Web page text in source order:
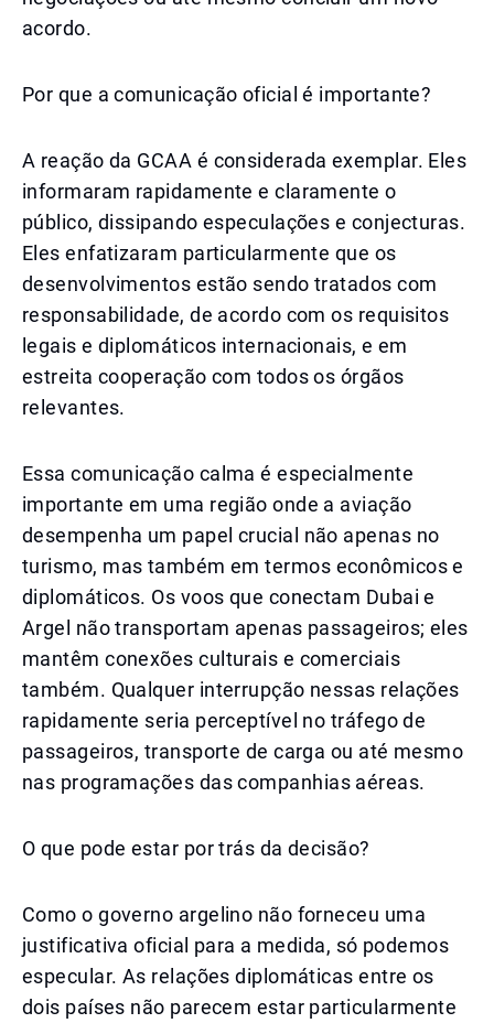
acordo.
Por que a comunicação oficial é importante?
A reação da GCAA é considerada exemplar. Eles
informaram rapidamente e claramente o
público, dissipando especulações e conjecturas.
Eles enfatizaram particularmente que os
desenvolvimentos estão sendo tratados com
responsabilidade, de acordo com os requisitos
legais e diplomáticos internacionais, e em
estreita cooperação com todos os órgãos
relevantes.
Essa comunicação calma é especialmente
importante em uma região onde a aviação
desempenha um papel crucial não apenas no
turismo, mas também em termos econômicos e
diplomáticos. Os voos que conectam Dubai e
Argel não transportam apenas passageiros; eles
mantêm conexões culturais e comerciais
também. Qualquer interrupção nessas relações
rapidamente seria perceptível no tráfego de
passageiros, transporte de carga ou até mesmo
nas programações das companhias aéreas.
O que pode estar por trás da decisão?
Como o governo argelino não forneceu uma
justificativa oficial para a medida, só podemos
especular. As relações diplomáticas entre os
dois países não parecem estar particularmente